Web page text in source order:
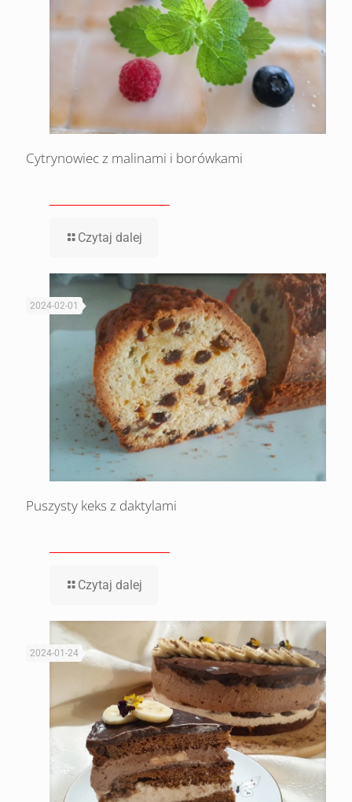
Cytrynowiec z malinami i borówkami
Czytaj dalej
2024-02-01
Puszysty keks z daktylami
Czytaj dalej
2024-01-24